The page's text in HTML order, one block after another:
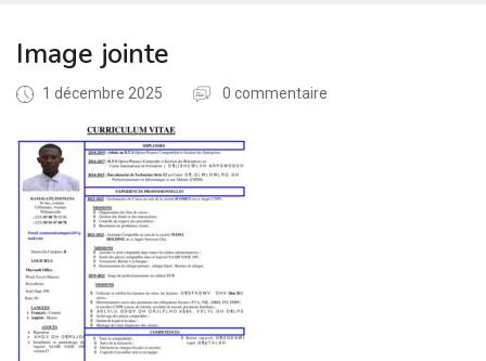
Image jointe
1 décembre 2025 0 commentaire